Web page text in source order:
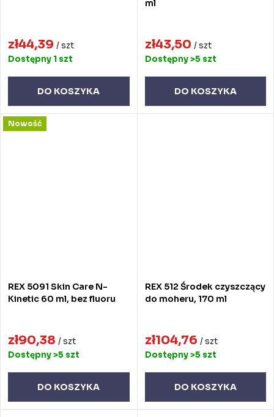
zł44,39 / szt
Dostępny 1 szt
DO KOSZYKA
ml
zł43,50 / szt
Dostępny>5 szt
DO KOSZYKA
Nowość
REX 5091 Skin Care N-
Kinetic 60 ml, bez fluoru
zł90,38 / szt
Dostępny>5 szt
DO KOSZYKA
REX 512 Środek czyszczący
do moheru, 170 ml
zł104,76 / szt
Dostępny>5 szt
DO KOSZYKA